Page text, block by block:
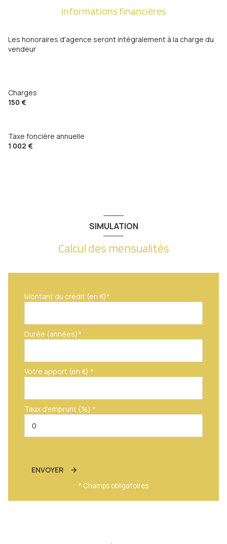
Informations financières
Les honoraires d'agence seront intégralement à la charge du
vendeur
Charges
150 €
Taxe foncière annuelle
1 002 €
SIMULATION
Calcul des mensualités
Montant du crédit (en €)*
Durée (années)*
Votre apport (en €) *
Taux d'emprunt (%) *
ENVOYER
* Champs obligatoires